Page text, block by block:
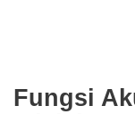
Fungsi